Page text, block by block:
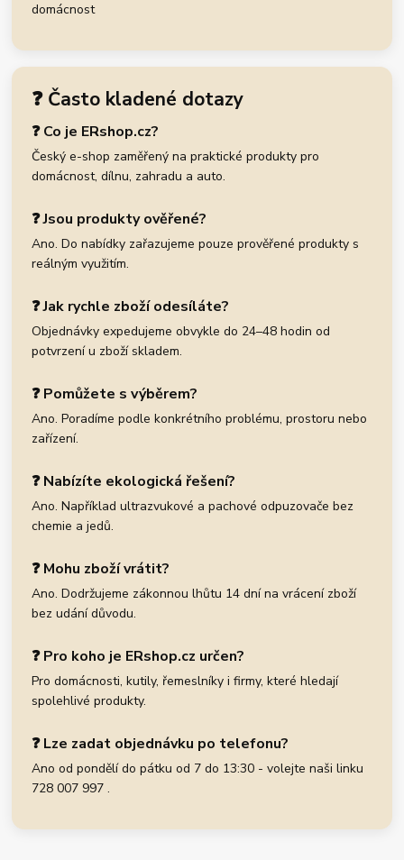
domácnost
❓ Často kladené dotazy
❓ Co je ERshop.cz?
Český e-shop zaměřený na praktické produkty pro
domácnost, dílnu, zahradu a auto.
❓ Jsou produkty ověřené?
Ano. Do nabídky zařazujeme pouze prověřené produkty s
reálným využitím.
❓ Jak rychle zboží odesíláte?
Objednávky expedujeme obvykle do 24–48 hodin od
potvrzení u zboží skladem.
❓ Pomůžete s výběrem?
Ano. Poradíme podle konkrétního problému, prostoru nebo
zařízení.
❓ Nabízíte ekologická řešení?
Ano. Například ultrazvukové a pachové odpuzovače bez
chemie a jedů.
❓ Mohu zboží vrátit?
Ano. Dodržujeme zákonnou lhůtu 14 dní na vrácení zboží
bez udání důvodu.
❓ Pro koho je ERshop.cz určen?
Pro domácnosti, kutily, řemeslníky i firmy, které hledají
spolehlivé produkty.
❓ Lze zadat objednávku po telefonu?
Ano od pondělí do pátku od 7 do 13:30 - volejte naši linku
728 007 997 .